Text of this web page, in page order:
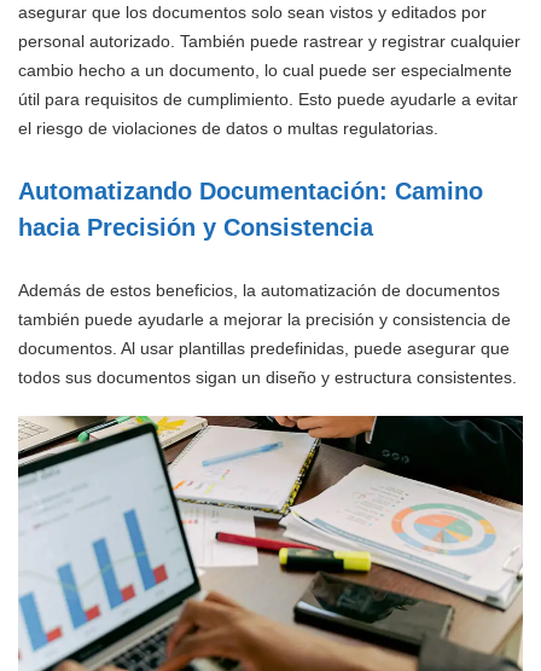
asegurar que los documentos solo sean vistos y editados por
personal autorizado. También puede rastrear y registrar cualquier
cambio hecho a un documento, lo cual puede ser especialmente
útil para requisitos de cumplimiento. Esto puede ayudarle a evitar
el riesgo de violaciones de datos o multas regulatorias.
Automatizando Documentación: Camino
hacia Precisión y Consistencia
Además de estos beneficios, la automatización de documentos
también puede ayudarle a mejorar la precisión y consistencia de
documentos. Al usar plantillas predefinidas, puede asegurar que
todos sus documentos sigan un diseño y estructura consistentes.